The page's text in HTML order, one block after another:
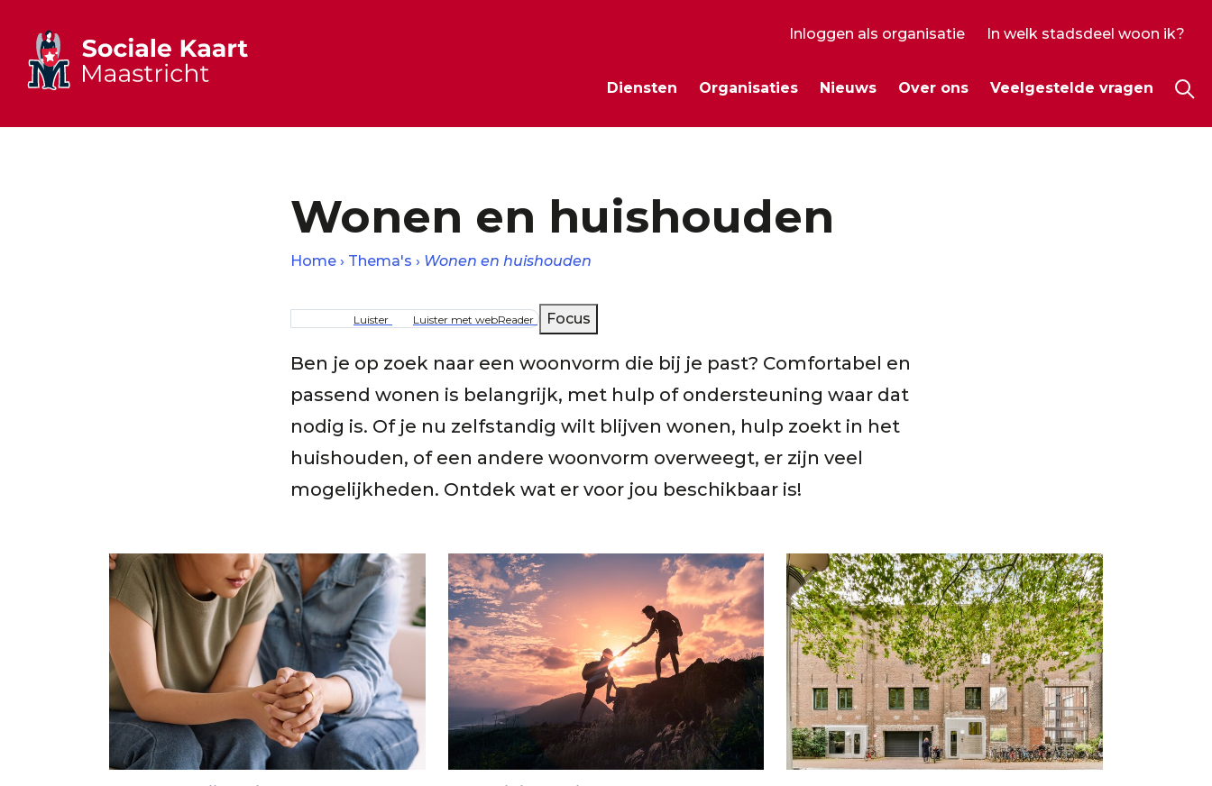
Secundair
Inloggen als organisatie In welk stadsdeel woon ik?
Diensten Organisaties Nieuws Over ons Veelgestelde vragen
Wonen en huishouden
Kruimelpad
Home Thema's Wonen en huishouden
Luister Luister met webReader Focus
Ben je op zoek naar een woonvorm die bij je past? Comfortabel en
passend wonen is belangrijk, met hulp of ondersteuning waar dat
nodig is. Of je nu zelfstandig wilt blijven wonen, hulp zoekt in het
huishouden, of een andere woonvorm overweegt, er zijn veel
mogelijkheden. Ontdek wat er voor jou beschikbaar is!